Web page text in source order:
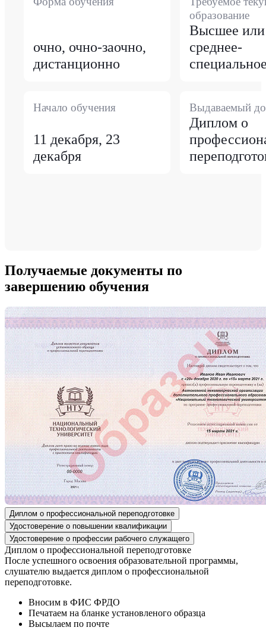
очно, очно-заочно,
дистанционно
образование
Высшее или
среднее-
Начало обучения
11 декабря, 23
декабря
Выдаваемый
Диплом о
Получаемые документы по
завершению обучения
Диплом о профессиональной переподготовке
Удостоверение о повышении квалификации
Удостоверение о профессии рабочего служащего
Диплом о профессиональной переподготовке
После успешного освоения образовательной программы,
слушателю выдается диплом о профессиональной
переподготовке.
Вносим в ФИС ФРДО
Печатаем на бланке установленого образца
Высылаем по почте